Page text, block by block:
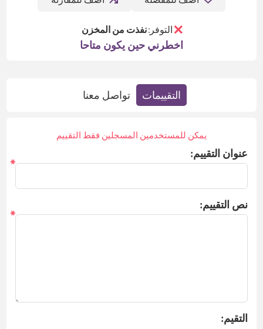
التوفر:نفذت من المخزن
اخطرني حين يكون متاحا
التقييمات تواصل معنا
يمكن للمستخدمين المسجلين فقط التقييم
عنوان التقييم:
*
نص التقييم:
*
التقيم: